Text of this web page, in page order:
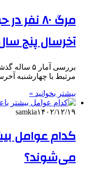
مرگ ۸۰
آخرسال پنج
مرتبط با چهارشنبه
بیشتر بخوانید »
samkia۱۴۰۲/۱۲/۱۹
کدام عوامل
می‌شوند؟